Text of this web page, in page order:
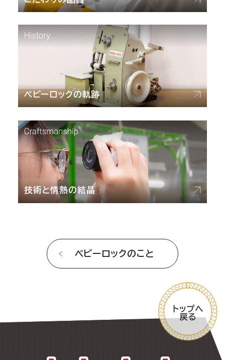
ベビーロックの軌跡
技術と情熱の結晶
ベビーロックのこと